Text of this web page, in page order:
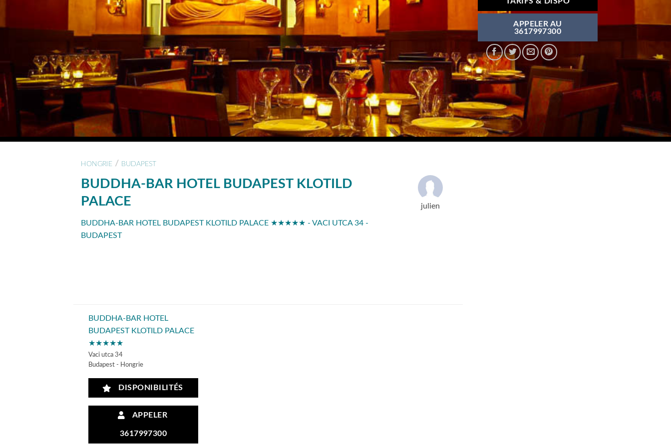
HONGRIE / BUDAPEST
BUDDHA-BAR HOTEL BUDAPEST KLOTILD
PALACE
BUDDHA-BAR HOTEL BUDAPEST KLOTILD PALACE ★★★★★ - VACI UTCA 34 -
BUDAPEST
julien
BUDDHA-BAR HOTEL
BUDAPEST KLOTILD PALACE
★★★★★
Vaci utca 34
Budapest - Hongrie
DISPONIBILITÉS
APPELER
3617997300
APPELER AU
3617997300